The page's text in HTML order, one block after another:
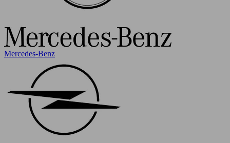
Mercedes-Benz